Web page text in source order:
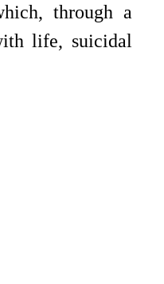
through a
life, suicidal